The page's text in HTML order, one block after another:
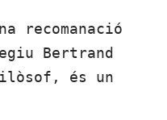
recomanació
Bertrand
és un